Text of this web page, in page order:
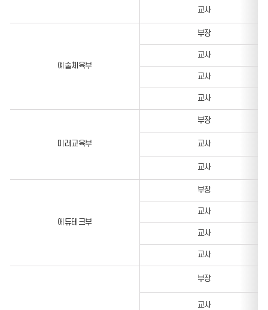
교사
예술체육부
부장
교사
교사
교사
미래교육부
부장
교사
교사
에듀테크부
부장
교사
교사
교사
부장
교사